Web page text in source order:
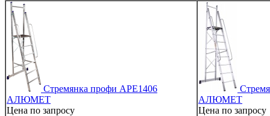
Стремянка профи АРЕ1406
АЛЮМЕТ
Цена по запросу
АЛЮМЕТ
Цена по запросу